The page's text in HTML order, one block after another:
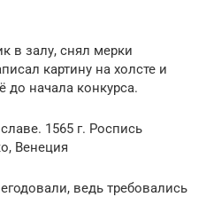
в залу, снял мерки
картину на холсте и
до начала конкурса.
1565 г. Роспись
Венеция
ведь требовались